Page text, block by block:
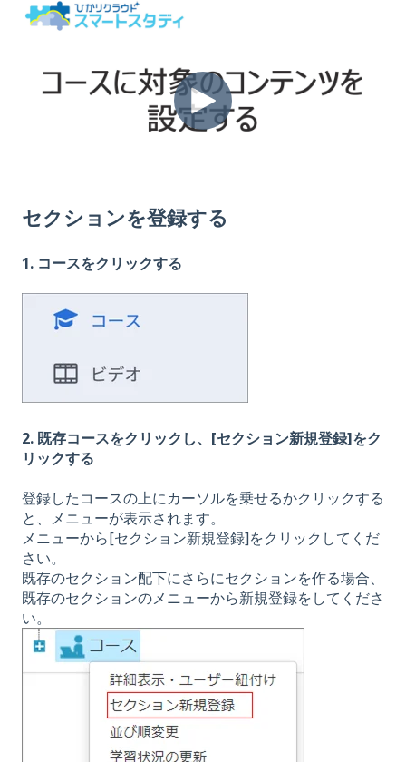
セクションを登録する
1. コースをクリックする
2. 既存コースをクリックし、[セクション新規登録]をク
リックする
登録したコースの上にカーソルを乗せるかクリックする
と、メニューが表示されます。
メニューから[セクション新規登録]をクリックしてくだ
さい。
既存のセクション配下にさらにセクションを作る場合、
既存のセクションのメニューから新規登録をしてくださ
い。